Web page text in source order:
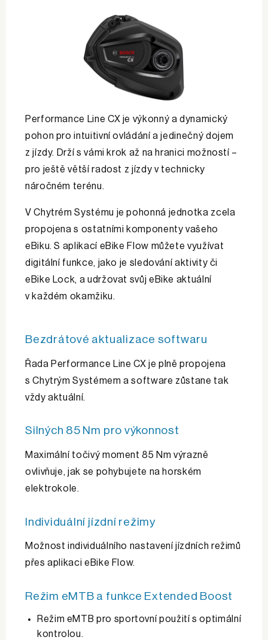
Performance Line CX je výkonný a dynamický
pohon pro intuitivní ovládání a jedinečný dojem
z jízdy. Drží s vámi krok až na hranici možností –
pro ještě větší radost z jízdy v technicky
náročném terénu.
V Chytrém Systému je pohonná jednotka zcela
propojena s ostatními komponenty vašeho
eBiku. S aplikací eBike Flow můžete využívat
digitální funkce, jako je sledování aktivity či
eBike Lock, a udržovat svůj eBike aktuální
v každém okamžiku.
Bezdrátové aktualizace softwaru
Řada Performance Line CX je plně propojena
s Chytrým Systémem a software zůstane tak
vždy aktuální.
Silných 85 Nm pro výkonnost
Maximální točivý moment 85 Nm výrazně
ovlivňuje, jak se pohybujete na horském
elektrokole.
Individuální jízdní režimy
Možnost individuálního nastavení jízdních režimů
přes aplikaci eBike Flow.
Režim eMTB a funkce Extended Boost
Režim eMTB pro sportovní použití s optimální
kontrolou.